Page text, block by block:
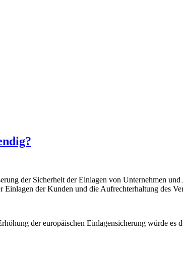
der Sicherheit der Einlagen von Unternehmen
der Kunden und die Aufrechterhaltung des
der europäischen Einlagensicherung würde